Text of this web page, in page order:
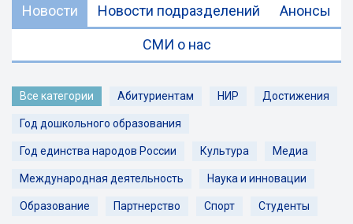
Новости Новости подразделений Анонсы
СМИ о нас
Все категории Абитуриентам НИР Достижения
Год дошкольного образования
Год единства народов России Культура Медиа
Международная деятельность Наука и инновации
Образование Партнерство Спорт Студенты